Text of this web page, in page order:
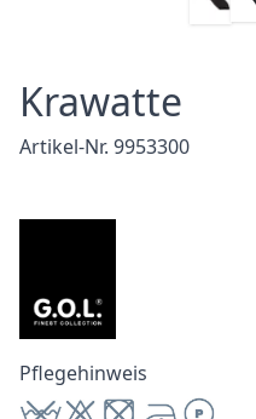
Krawatte
Artikel-Nr. 9953300
Pflegehinweis